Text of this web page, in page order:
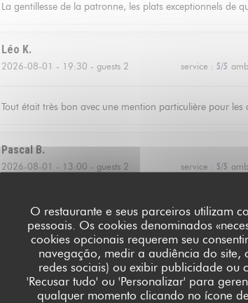
O restaurante e seus parceiros utilizam
pessoais. Os cookies denominados
cookies opcionais requerem seu
navegação, medir a audiência do site,
redes sociais) ou exibir publicidade ou
'Recusar tudo' ou 'Personalizar' para
qualquer momento clicando no ícone
La gentillesse de la patronne, les plats exceptionnels de
Léo K
2026-08-01 - 19:30 - guests 2 service : 5/5
Tout était très bon avec une mention particulière pour les
Pascal B
2026-08-01 - 13:00 - guests 2 service : 5/5
Jean louis D
2026-07-24- 12:30 - guests 2 service: 5/5
Qualite de l'accueil